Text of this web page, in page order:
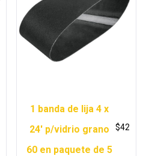
1 banda de lija 4 x
24′ p/vidrio grano
60 en paquete de 5
$42